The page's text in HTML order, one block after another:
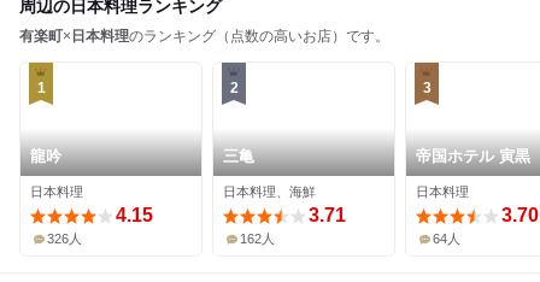
周辺の日本料理ランキング
有楽町× 日本料理のランキング（点数の高いお店）です。
1
龍吟
日本料理
4.15
326人
2
三亀
日本料理、海鮮
3.71
162人
3
帝国ホテル 寅黒
日本料理
3.70
64人